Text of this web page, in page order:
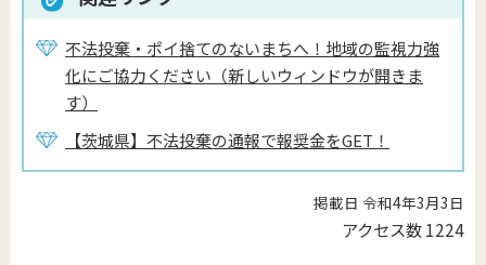
不法投棄・ポイ捨てのないまちへ！地域の監視力強
化にご協力ください（新しいウィンドウが開きま
す）
【茨城県】不法投棄の通報で報奨金をGET！
掲載日 令和4年3月3日
アクセス数1224